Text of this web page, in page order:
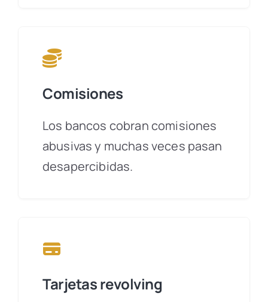
Comisiones
Los bancos cobran comisiones
abusivas y muchas veces pasan
desapercibidas.
Tarjetas revolving